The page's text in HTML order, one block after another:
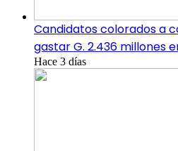
Candidatos colorados a
gastar G. 2.436 millones
Hace 3 días